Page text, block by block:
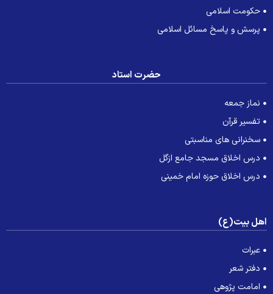
حکومت اسلامی
پرسش و پاسخ مسائل اسلامی
حضرت استاد
نماز جمعه
تفسیر قرآن
سخنرانی های مناسبتی
درس اخلاق مسجد جامع ازگل
درس اخلاق حوزه امام خمینی
بیت(ع)
عبرات
دفتر شعر
امامت پژوهی